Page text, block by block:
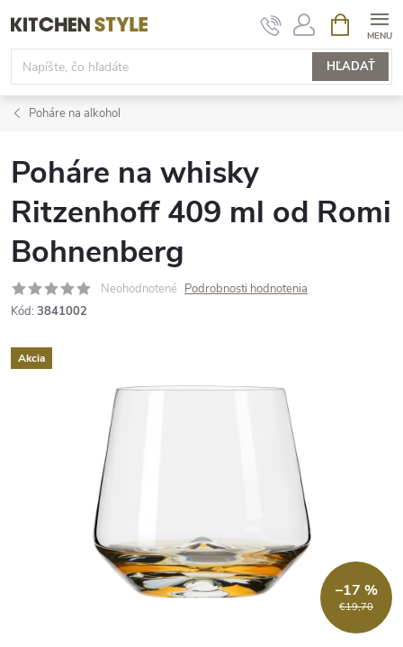
na
obsah
HĽADAŤ
KOŠÍK
Poháre na alkohol
Poháre na whisky
Ritzenhoff 409 ml od Romi
Bohnenberg
Neohodnotené Podrobnosti hodnotenia
Kód: 3841002
Akcia
€19,70
–17 %